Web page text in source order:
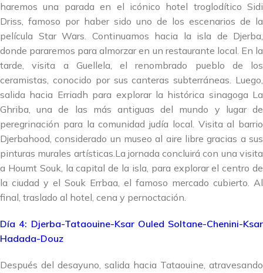
haremos una parada en el icónico hotel troglodítico Sidi
Driss, famoso por haber sido uno de los escenarios de la
película Star Wars. Continuamos hacia la isla de Djerba,
donde pararemos para almorzar en un restaurante local. En la
tarde, visita a Guellela, el renombrado pueblo de los
ceramistas, conocido por sus canteras subterráneas. Luego,
salida hacia Erriadh para explorar la histórica sinagoga La
Ghriba, una de las más antiguas del mundo y lugar de
peregrinación para la comunidad judía local. Visita al barrio
Djerbahood, considerado un museo al aire libre gracias a sus
pinturas murales artísticas.La jornada concluirá con una visita
a Houmt Souk, la capital de la isla, para explorar el centro de
la ciudad y el Souk Errbaa, el famoso mercado cubierto. Al
final, traslado al hotel, cena y pernoctación.
Día 4: Djerba-Tataouine-Ksar Ouled Soltane-Chenini-Ksar
Hadada-Douz
Después del desayuno, salida hacia Tataouine, atravesando